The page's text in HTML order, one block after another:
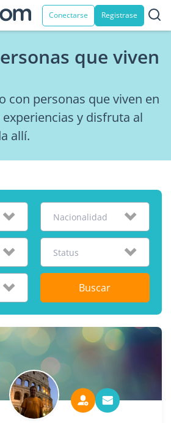
Conectarse Registrase
que viven
con personas que viven en
y disfruta al
allí.
Nacionalidad
Status
Buscar